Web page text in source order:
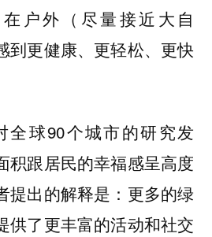
户外（尽量接近大自
到更健康、更轻松、更快
全球90个城市的研究发
积跟居民的幸福感呈高度
提出的解释是：更多的绿
供了更丰富的活动和社交